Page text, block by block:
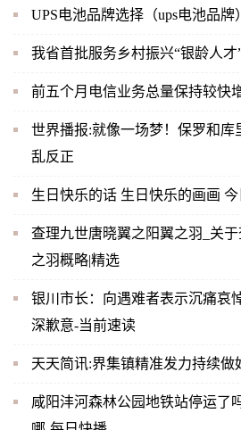
UPS电池品牌选择（ups电池品牌
我省首批服务乡村振兴“银龄人才
前五个月电信业务总量保持较快
世界播报:就像一场梦！保罗和库
乱反正
生日快乐的话 生日快乐的画画
查理九世唐晓翼之阳翼之羽_关
之羽概略|精选
银川市长：向遇难者表示沉痛哀
深歉意-当前速读
天天简讯:界集镇精准发力持续做
咸阳沣河森林公园地铁站停运了